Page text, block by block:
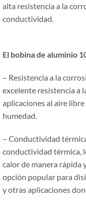
alta resistencia a la
conductividad.
El bobina de aluminio
– Resistencia a la
excelente resistencia a
aplicaciones al aire
humedad.
– Conductividad
conductividad térmica,
calor de manera rápida
opción popular para
y otras aplicaciones